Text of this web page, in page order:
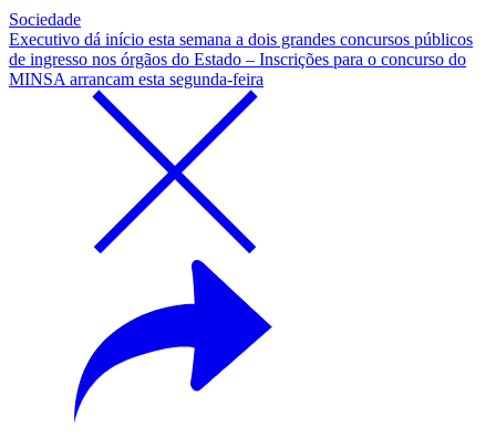
Sociedade
Executivo dá início esta semana a dois grandes concursos públicos
de ingresso nos órgãos do Estado – Inscrições para o concurso do
MINSA arrancam esta segunda-feira